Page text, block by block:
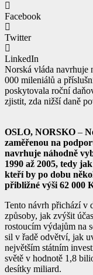
Facebook
Twitter
LinkedIn
Norská vláda navrhuje
000 mileniálů a
poskytovala roční
zjistit, zda nižší daně
OSLO, NORSKO –
zaměřenou na
navrhuje náhodně
1990 až 2005, tedy
kteří by po dobu
přibližné výši 62 000
Tento návrh přichází v
způsoby, jak zvýšit
rostoucím výdajům na
sil v řadě odvětví, jak
největším státním
světě v hodnotě 1,8
desítky miliard.